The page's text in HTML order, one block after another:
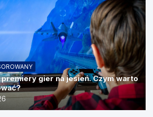
gier na jesień. Czym warto